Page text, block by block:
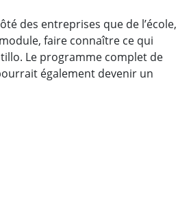
des entreprises que de l’école,
faire connaître ce qui
Le programme complet de
également devenir un